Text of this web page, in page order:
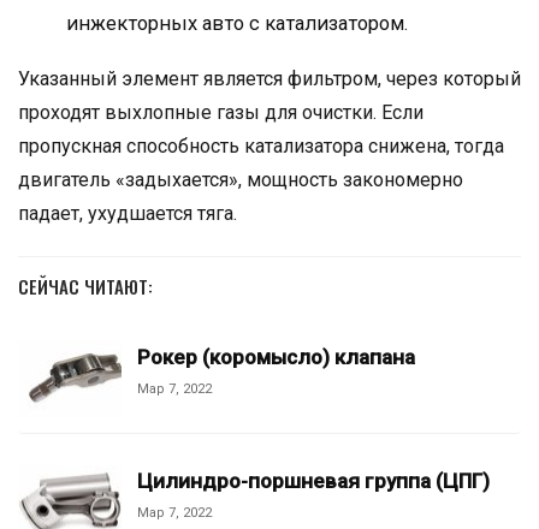
инжекторных авто с катализатором.
Указанный элемент является фильтром, через который
проходят выхлопные газы для очистки. Если
пропускная способность катализатора снижена, тогда
двигатель «задыхается», мощность закономерно
падает, ухудшается тяга.
СЕЙЧАС ЧИТАЮТ:
Рокер (коромысло) клапана
Мар 7, 2022
Цилиндро-поршневая группа (ЦПГ)
Мар 7, 2022